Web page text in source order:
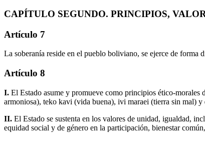
CAPÍTULO SEGUNDO. PRINCIPIOS,
Artículo 7
La soberanía reside en el pueblo boliviano, se ejerce de forma
Artículo 8
I. El Estado asume y promueve como principios ético-morales
armoniosa), teko kavi (vida buena), ivi maraei (tierra sin mal)
II. El Estado se sustenta en los valores de unidad, igualdad,
equidad social y de género en la participación, bienestar